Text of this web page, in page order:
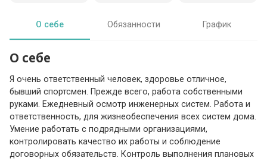
О себе Обязанности График
О себе
Я очень ответственный человек, здоровье отличное,
бывший спортсмен. Прежде всего, работа собственными
руками. Ежедневный осмотр инженерных систем. Работа и
ответственность, для жизнеобеспечения всех систем дома.
Умение работать с подрядными организациями,
контролировать качество их работы и соблюдение
договорных обязательств. Контроль выполнения плановых